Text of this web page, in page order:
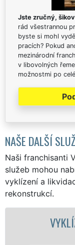
Jste zručný,
rád všestrannou
byste si mohl
pracích? Pokud
mezinárodní
v libovolných
možnostmi po
NAŠE DALŠÍ
Naši franchisanti
služeb mohou
vyklízení a
rekonstrukcí.